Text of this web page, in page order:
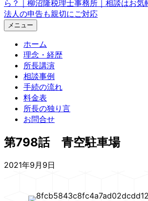
メニュー
ホーム
理念・経歴
所長講演
相談事例
手続の流れ
料金表
所長の独り言
お問合せ
第798話 青空駐車場
2021年9月9日